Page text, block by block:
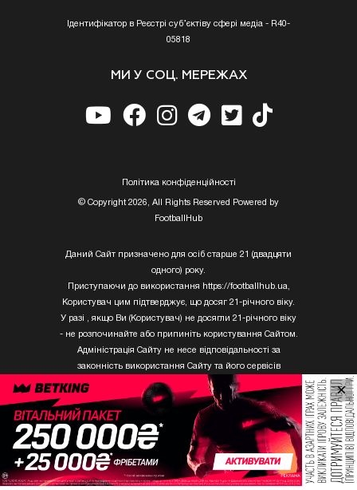
Ідентифікатор в Реєстрі суб’єктіву сфері медіа - R40-
05818
МИ У СОЦ. МЕРЕЖАХ
Полiтика конфiденцiйностi
© Copyright 2026, All Rights Reserved Powered by
FootballHub
Даний Сайт призначено для осіб старше 21 (двадцяти
одного) року.
Приступаючи до використання https://footballhub.ua,
Користувач цим підтверджує, що досяг 21-річного віку.
У разі , якщо Ви (Користувач) не досягли 21-річного віку
- не розпочинайте або припиніть користування Сайтом.
Адміністрація Сайту не несе відповідальності за
законність використання Сайту та його сервісів
Користувачем, який не досяг 21-річного віку.
Твори Getty Images, що розміщені на сайті, не можуть
бути використані третіми особами без письмового
дозволу ТОВ «ГЛОБАЛ ІМІДЖЕС ЮКРЕЙН.
×